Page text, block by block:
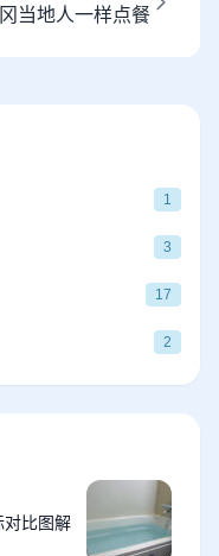
冈当地人一样点餐
1
3
17
2
对比图解